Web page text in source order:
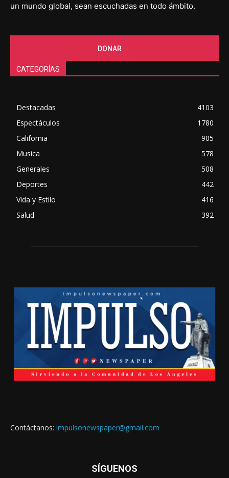
un mundo global, sean escuchadas en todo ámbito.
DONAR
CATEGORÍAS
Destacadas
4103
Espectáculos
1780
California
905
Musica
578
Generales
508
Deportes
442
Vida y Estilo
416
Salud
392
Contáctanos: impulsonewspaper@gmail.com
SÍGUENOS